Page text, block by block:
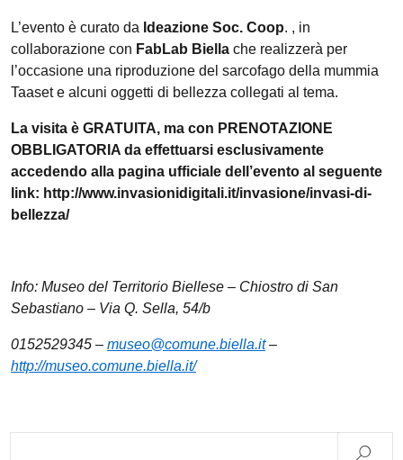
L’evento è curato da Ideazione Soc. Coop. , in
collaborazione con FabLab Biella che realizzerà per
l’occasione una riproduzione del sarcofago della mummia
Taaset e alcuni oggetti di bellezza collegati al tema.
La visita è GRATUITA, ma con PRENOTAZIONE
OBBLIGATORIA da effettuarsi esclusivamente
accedendo alla pagina ufficiale dell’evento al seguente
link: http://www.invasionidigitali.it/invasione/invasi-di-
bellezza/
Info: Museo del Territorio Biellese – Chiostro di San
Sebastiano – Via Q. Sella, 54/b
0152529345 – museo@comune.biella.it–
http://museo.comune.biella.it/